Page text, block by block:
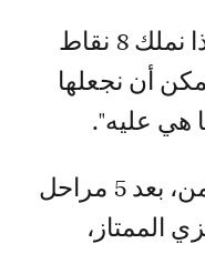
وتابع "نعم لدينا مشكلات، لذا نملك 8 نقاط
وليس 15، يمكن أن نجعلها
هي عليه".
ويحتل ليفربول المركز الثامن، بعد 5 مراحل
الممتاز،